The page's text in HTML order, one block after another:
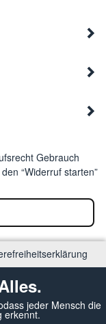
Gebrauch
“Widerruf starten”
jeder Mensch die
erkennt.